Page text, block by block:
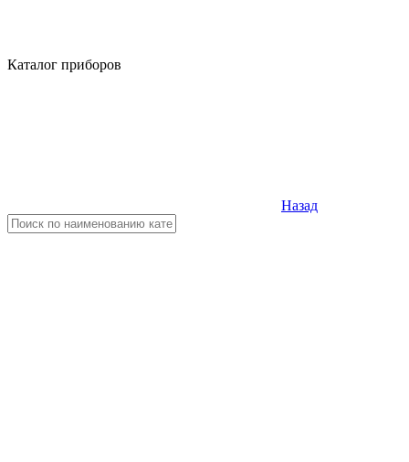
Каталог приборов
Назад